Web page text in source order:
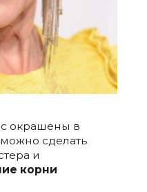
окрашены в
сделать
и
корни